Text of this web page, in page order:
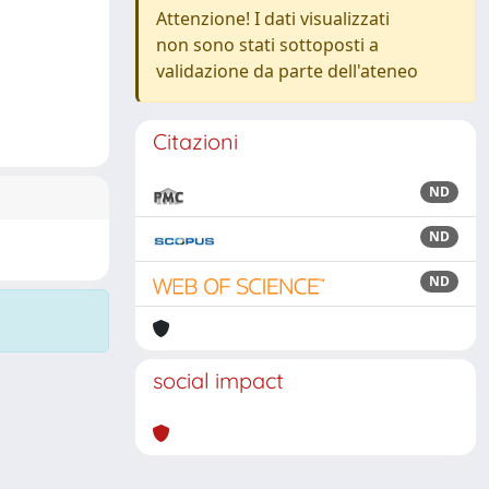
Attenzione! I dati visualizzati
non sono stati sottoposti a
validazione da parte dell'ateneo
Citazioni
ND
ND
ND
social impact